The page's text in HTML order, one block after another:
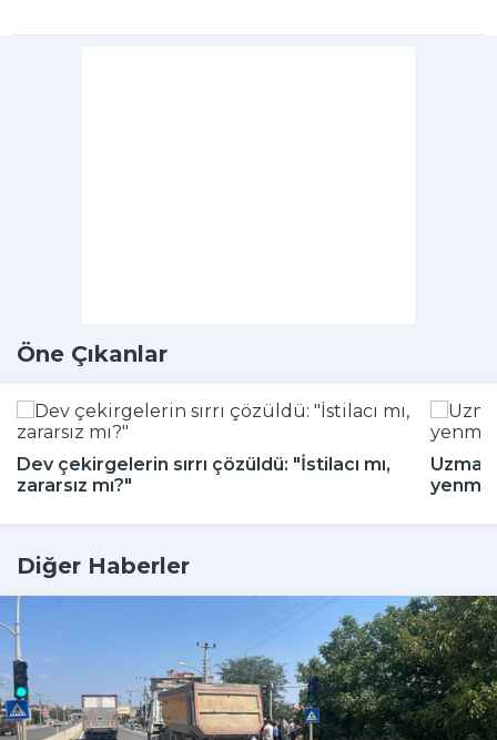
Öne Çıkanlar
Dev çekirgelerin sırrı çözüldü: "İstilacı mı,
zararsız mı?"
Diğer Haberler